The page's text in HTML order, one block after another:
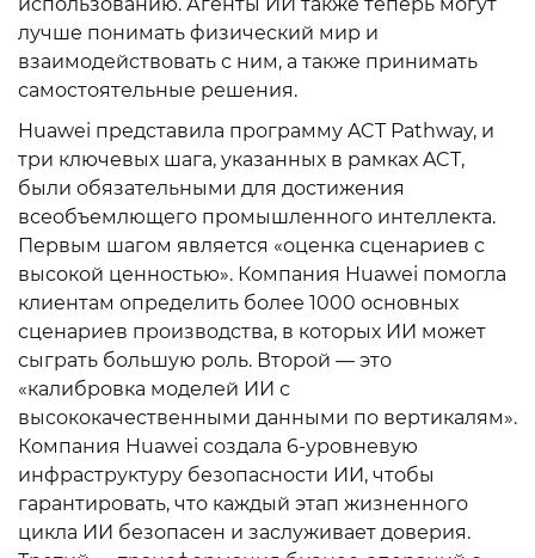
лучше понимать физический мир и
взаимодействовать с ним, а также принимать
самостоятельные решения.
Huawei представила программу ACT Pathway, и
три ключевых шага, указанных в рамках ACT,
были обязательными для достижения
всеобъемлющего промышленного интеллекта.
Первым шагом является «оценка сценариев с
высокой ценностью». Компания Huawei помогла
клиентам определить более 1000 основных
сценариев производства, в которых ИИ может
сыграть большую роль. Второй — это
«калибровка моделей ИИ с
высококачественными данными по вертикалям».
Компания Huawei создала 6-уровневую
инфраструктуру безопасности ИИ, чтобы
гарантировать, что каждый этап жизненного
цикла ИИ безопасен и заслуживает доверия.